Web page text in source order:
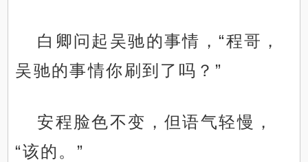
白卿问起吴驰的事情，“程哥，
吴驰的事情你刷到了吗？”
安程脸色不变，但语气轻慢，
“该的。”